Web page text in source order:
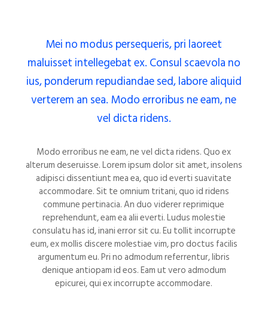
Mei no modus persequeris, pri laoreet
maluisset intellegebat ex. Consul scaevola no
ius, ponderum repudiandae sed, labore aliquid
verterem an sea. Modo erroribus ne eam, ne
vel dicta ridens.
Modo erroribus ne eam, ne vel dicta ridens. Quo ex
alterum deseruisse. Lorem ipsum dolor sit amet, insolens
adipisci dissentiunt mea ea, quo id everti suavitate
accommodare. Sit te omnium tritani, quo id ridens
commune pertinacia. An duo viderer reprimique
reprehendunt, eam ea alii everti. Ludus molestie
consulatu has id, inani error sit cu. Eu tollit incorrupte
eum, ex mollis discere molestiae vim, pro doctus facilis
argumentum eu. Pri no admodum referrentur, libris
denique antiopam id eos. Eam ut vero admodum
epicurei, qui ex incorrupte accommodare.